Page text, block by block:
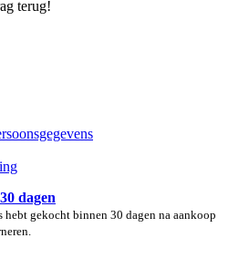
terug!
dagen
gekocht binnen 30 dagen na aankoop